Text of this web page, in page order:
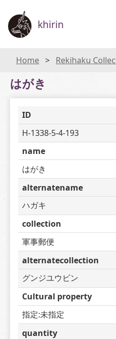
khirin
Home Rekihaku Collection Database
はがき
ID
H-1338-5-4-193
name
はがき
alternatename
ハガキ
collection
軍事郵便
alternatecollection
グンジユウビン
Cultural property
指定:未指定
quantity